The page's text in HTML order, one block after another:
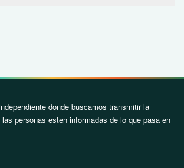
donde buscamos transmitir la
personas esten informadas de lo que pasa en